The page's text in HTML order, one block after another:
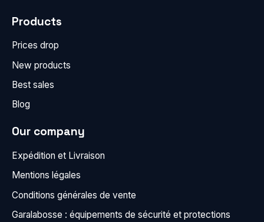
Products
Prices drop
New products
Best sales
Blog
Our company
Expédition et Livraison
Mentions légales
Conditions générales de vente
Garalabosse : équipements de sécurité et protections